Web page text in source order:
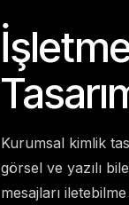
Kurumsal kimlik
görsel ve yazılı
mesajları